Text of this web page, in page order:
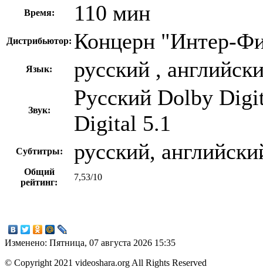
Время: 110 мин
Дистрибьютор: Концерн "Интер-
Язык: русский ,
Звук:
Русский Dolby
Digital 5.1
Субтитры: русский,
Общий
рейтинг:
7,53/10
Изменено: Пятница, 07 августа 2026 15:35
© Copyright 2021 videoshara.org All Rights Reserved